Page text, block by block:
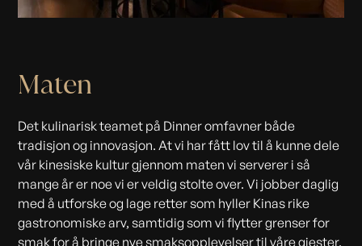
Maten
Det kulinarisk teamet på Dinner omfavner både
tradisjon og innovasjon. At vi har fått lov til å kunne dele
vår kinesiske kultur gjennom maten vi serverer i så
mange år er noe vi er veldig stolte over. Vi jobber daglig
med å utforske og lage retter som hyller Kinas rike
gastronomiske arv, samtidig som vi flytter grenser for
smak for å bringe nye smaksopplevelser til våre gjester.